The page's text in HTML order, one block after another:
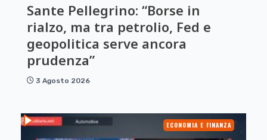
Sante Pellegrino: “Borse in
rialzo, ma tra petrolio, Fed e
geopolitica serve ancora
prudenza”
3 Agosto 2026
ECONOMIA E FINANZA